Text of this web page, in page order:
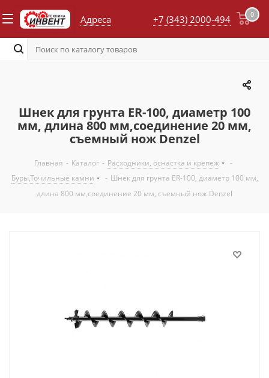
Адреса 0
+7 (343) 2000-494
Шнек для грунта ER-100, диаметр 100
мм, длина 800 мм,соединение 20 мм,
съемный нож Denzel
Главная - Каталог - Расходники, оснастка и крепеж
-
Буры,Точильные камни
- Шнек для грунта ER-100, диаметр 100 мм,
длина 800 мм,соединение 20 мм, съемный нож Denzel